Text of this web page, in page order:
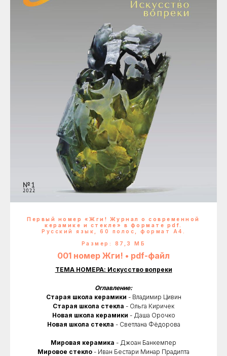
Первый номер «Жги! Журнал о современной
керамике и стекле» в формате pdf.
Русский язык, 60 полос, формат А4.
Размер: 87,3 МБ
001 номер Жги! • pdf-файл
ТЕМА НОМЕРА: Искусство вопреки
Оглавление:
Старая школа керамики - Владимир Цивин
Старая школа стекла - Ольга Киричек
Новая школа керамики - Даша Орочко
Новая школа стекла - Светлана Фёдорова
Мировая керамика - Джоан Банкемпер
Мировое стекло - Иван Бестари Минар Прадипта